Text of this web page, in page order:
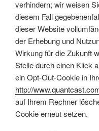
verhindern; wir weisen
diesem Fall
dieser Website
der Erhebung und
Wirkung für die Zukunft
Stelle durch einen Klick
ein Opt-Out-Cookie in
http://
auf Ihrem Rechner
Cookie erneut setzen.